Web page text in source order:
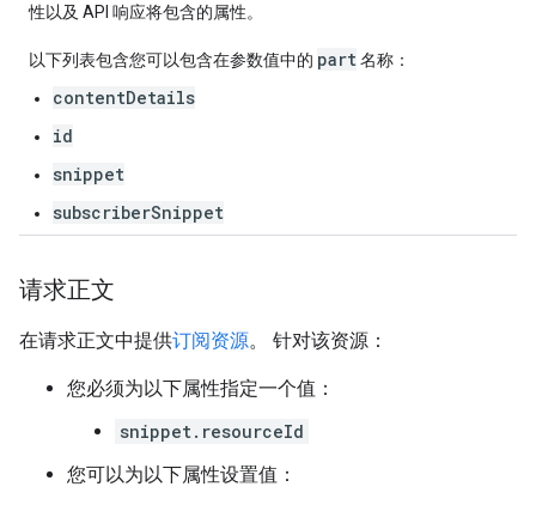
性以及 API 响应将包含的属性。
以下列表包含您可以包含在参数值中的 part名称：
contentDetails
id
snippet
subscriberSnippet
请求正文
在请求正文中提供订阅资源。 针对该资源：
您必须为以下属性指定一个值：
snippet.resourceId
您可以为以下属性设置值：